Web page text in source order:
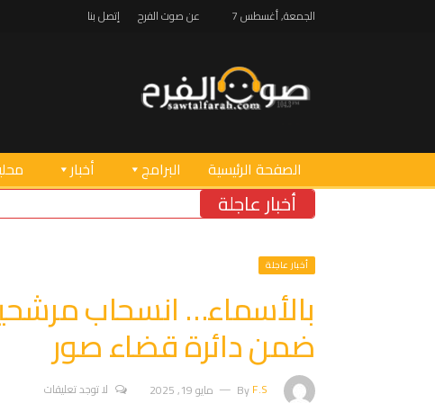
الجمعة, أغسطس 7 عن صوت الفرح إتصل بنا
الصفحة الرئيسية البرامج أخبار
أخبار عاجلة بو
أخبار عاجلة
بالأسماء… انسحاب
ضمن دائرة قضاء صور
ByF.S مايو 19, 2025 لا توجد تعليقات